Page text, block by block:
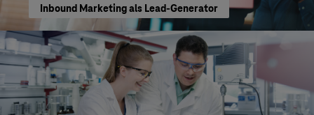
Inbound Marketing als Lead-Generator